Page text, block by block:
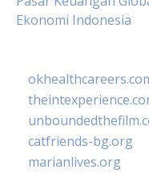
Ekonomi Indonesia
catfriends-bg.org
marianlives.org